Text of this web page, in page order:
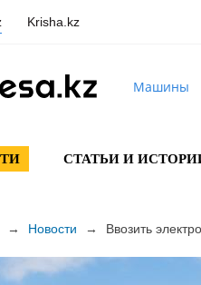
Krisha.kz
Машины
СТАТЬИ И
→ Новости → Ввозить